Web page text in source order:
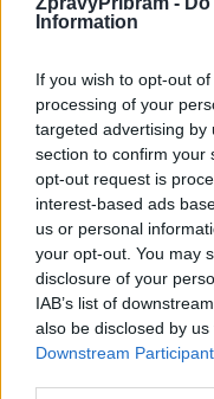
Information
If you wish to opt-out
processing of your
targeted advertising by
section to confirm your
opt-out request is
interest-based ads
us or personal
your opt-out. You may
disclosure of your
IAB’s list of
also be disclosed by
Downstream
Předchozí článek
zábavu na pouti i místo
k rozjímání
SOUVISEJÍCÍ ČLÁNKY
VÍCE OD AUTORA
Rožmitálsko
i